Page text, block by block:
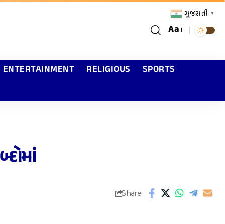
Aa
ENTERTAINMENT RELIGIOUS SPORTS
Share
ગુજરાતી ▼